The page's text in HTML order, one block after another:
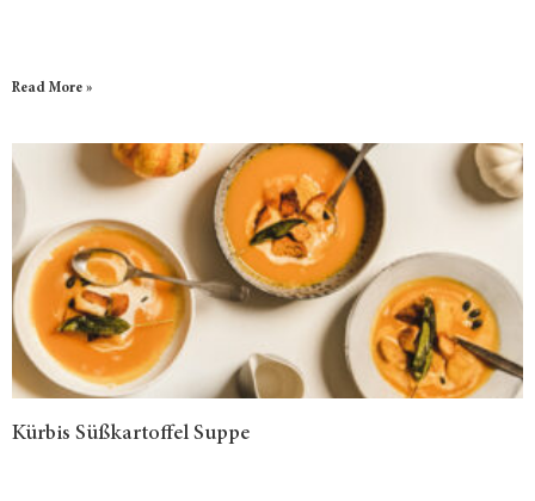
Read More »
Kürbis Süßkartoffel Suppe